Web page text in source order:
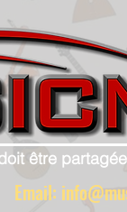
être
Email: